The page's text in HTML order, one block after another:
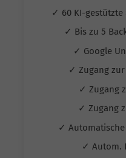
✓ 60 KI-gestützte
✓ Bis zu 5
✓ Google
✓ Zugang
✓ Zugang
✓ Zugang
✓
✓ Autom.